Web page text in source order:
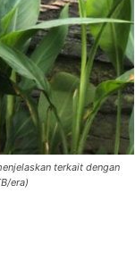
terkait dengan
era)